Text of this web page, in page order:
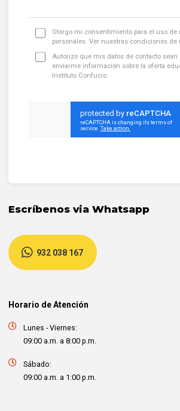
Otorgo mi consentimiento para el uso de
personales. Ver nuestras condiciones de
Autorizo que mis datos de contacto sean
enviarme información sobre la oferta
Instituto Confucio.
Escríbenos via Whatsapp
932 038 167
Horario de Atención
Lunes - Viernes:
09:00 a.m. a 8:00 p.m.
Sábado:
09:00 a.m. a 1:00 p.m.